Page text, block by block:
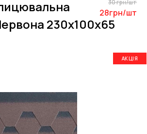
230х100х65
30 грн/шт
28грн/шт
АКЦІЯ